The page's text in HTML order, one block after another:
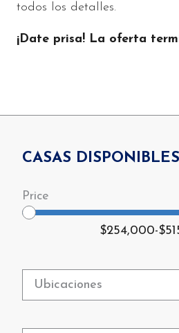
todos los detalles.
¡Date prisa! La oferta
CASAS
$254,000-
Ubicaciones